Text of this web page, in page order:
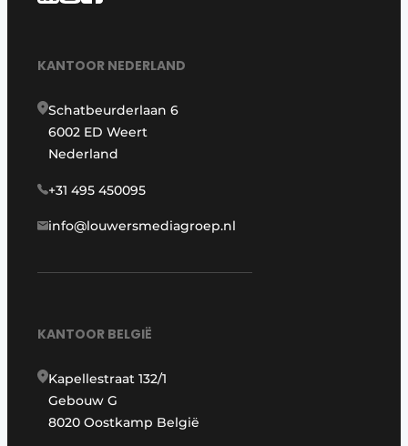
KANTOOR NEDERLAND
Schatbeurderlaan 6
6002 ED Weert
Nederland
+31 495 450095
info@louwersmediagroep.nl
KANTOOR BELGIË
Kapellestraat 132/1
Gebouw G
8020 Oostkamp België